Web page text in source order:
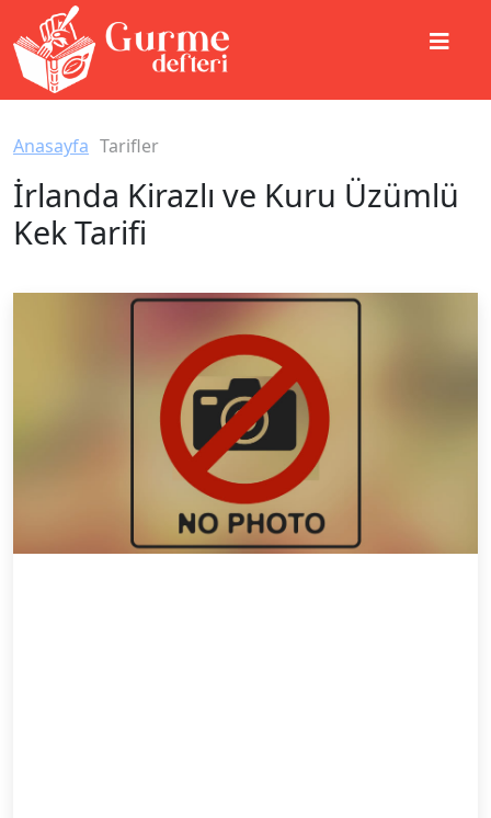
Anasayfa Tarifler
İrlanda Kirazlı ve Kuru Üzümlü
Kek Tarifi